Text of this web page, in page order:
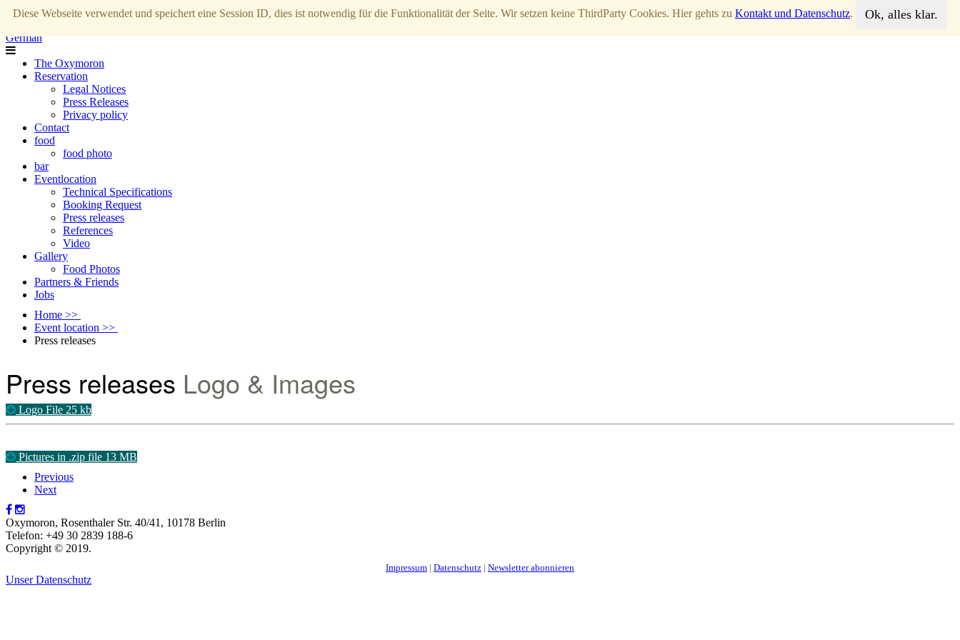
German
The Oxymoron
Reservation
Legal Notices
Press Releases
Privacy policy
Contact
food
food photo
bar
Eventlocation
Technical Specifications
Booking Request
Press releases
References
Video
Gallery
Food Photos
Partners & Friends
Jobs
Home >>
Event location >>
Press releases
Press releases Logo & Images
Logo File 25 kb
Pictures in .zip file 13 MB
Previous
Next
Oxymoron, Rosenthaler Str. 40/41, 10178 Berlin
Telefon: +49 30 2839 188-6
Copyright © 2019.
Impressum | Datenschutz | Newsletter abonnieren
Unser Datenschutz
Diese Webseite verwendet und speichert eine Session ID, dies ist notwendig für die Funktionalität der Seite. Wir setzen keine ThirdParty Cookies. Hier gehts zu Kontakt und Datenschutz. Ok, alles klar.